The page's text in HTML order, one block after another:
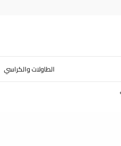
الطاولات والكراسي